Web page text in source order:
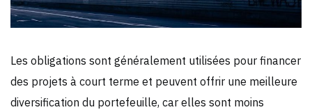
Les obligations sont généralement utilisées pour financer
des projets à court terme et peuvent offrir une meilleure
diversification du portefeuille, car elles sont moins